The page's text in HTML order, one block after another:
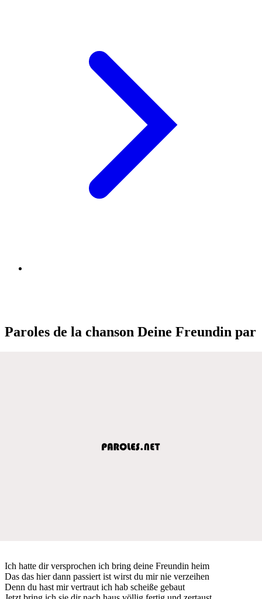
Paroles de la chanson Deine Freundin par
Ich hatte dir versprochen ich bring deine Freundin heim
Das das hier dann passiert ist wirst du mir nie verzeihen
Denn du hast mir vertraut ich hab scheiße gebaut